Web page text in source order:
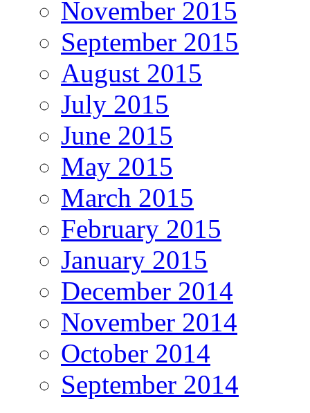
November 2015
September 2015
August 2015
July 2015
June 2015
May 2015
March 2015
February 2015
January 2015
December 2014
November 2014
October 2014
September 2014